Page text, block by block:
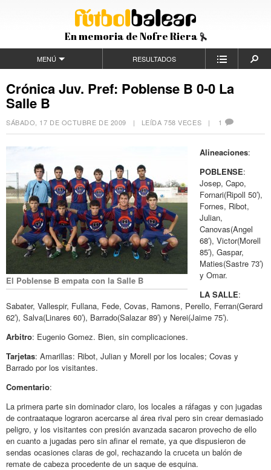
En memoria de Nofre Riera
MENÚ RESULTADOS
Crónica Juv. Pref: Poblense B 0-0 La
Salle B
SÁBADO, 17 DE OCTUBRE DE 2009 | LEÍDA 758 VECES | 1
El Poblense B empata con la Salle B
Alineaciones:
POBLENSE:
Josep, Capo,
Fornari(Ripoll 50′),
Fornes, Ribot,
Julian,
Canovas(Angel
68′), Victor(Morell
85′), Gaspar,
Maties(Sastre 73′)
y Omar.
LA SALLE:
Sabater, Vallespir, Fullana, Fede, Covas, Ramons, Perello, Ferran(Gerard
62′), Salva(Linares 60′), Barrado(Salazar 89′) y Nerei(Jaime 75′).
Arbitro: Eugenio Gomez. Bien, sin complicaciones.
Tarjetas: Amarillas: Ribot, Julian y Morell por los locales; Covas y
Barrado por los visitantes.
Comentario:
La primera parte sin dominador claro, los locales a ráfagas y con jugadas
de contraataque lograron acercarse al área rival pero sin crear demasiado
peligro, y los visitantes con presión avanzada sacaron provecho de ello
en cuanto a jugadas pero sin afinar el remate, ya que dispusieron de
sendas ocasiones claras de gol, rechazando la cruceta un balón de
remate de cabeza procedente de un saque de esquina.